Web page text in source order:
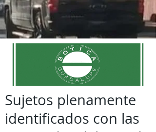
Sujetos plenamente
identificados con las